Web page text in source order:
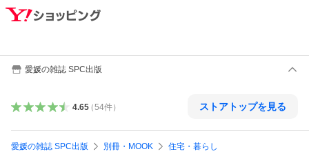
愛媛の雑誌 SPC出版
4.65（54件） ストアトップを見る
愛媛の雑誌 SPC出版 別冊・MOOK 住宅・暮らし